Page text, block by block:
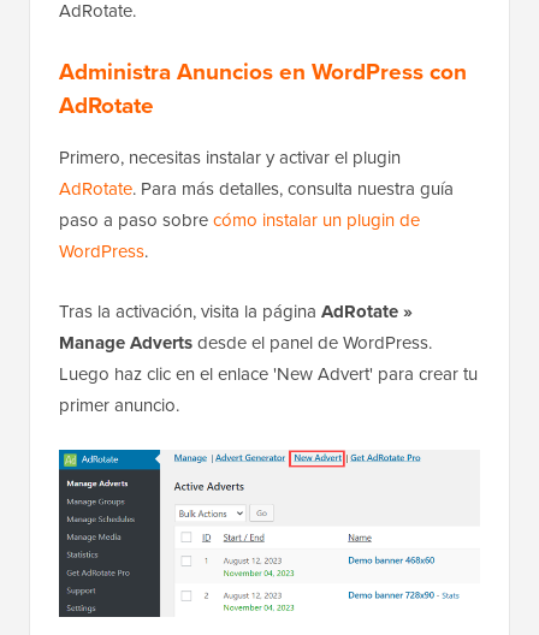
AdRotate.
Administra Anuncios en WordPress con
AdRotate
Primero, necesitas instalar y activar el plugin
AdRotate. Para más detalles, consulta nuestra guía
paso a paso sobrecómo instalar un plugin de
WordPress.
Tras la activación, visita la página AdRotate »
Manage Advertsdesde el panel de WordPress.
Luego haz clic en el enlace 'New Advert' para crear tu
primer anuncio.